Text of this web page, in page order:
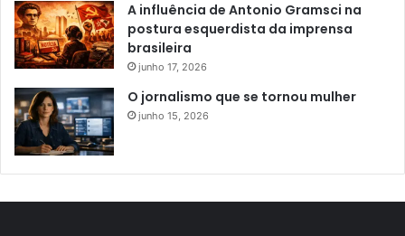
A influência de Antonio Gramsci na
postura esquerdista da imprensa
brasileira
junho 17, 2026
O jornalismo que se tornou mulher
junho 15, 2026